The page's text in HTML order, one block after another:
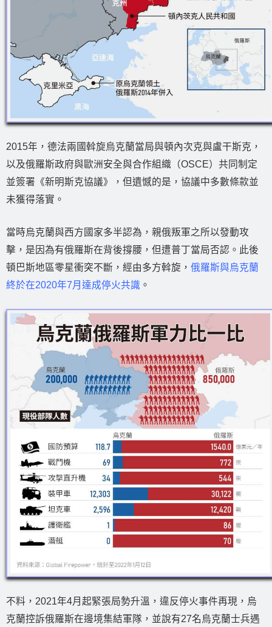
2015年，德法兩國斡旋烏克蘭當局與頓內次克與盧干斯克，
以及俄羅斯政府與歐洲安全與合作組織（OSCE）共同制定
並簽署《新明斯克協議》，但遺憾的是，協議中多數條款並
未獲得落實。
當時烏克蘭與西方國家多半認為，親俄叛軍之所以發動攻
擊，是因為有俄羅斯在背後撐腰，但遭普丁當局否認。此後
頓巴斯地區零星衝突不斷，經由多方斡旋， 俄羅斯與烏克蘭
終於在2020年7月達成停火共識 。
不料，2021年4月起緊張局勢升溫，違反停火事件再現，烏
克蘭控訴俄羅斯在邊境集結軍隊，並說有27名烏克蘭士兵遇